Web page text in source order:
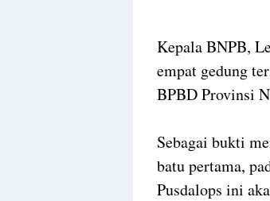
Kepala BNPB,
empat gedung
BPBD Provinsi
Sebagai bukti
batu pertama,
Pusdalops ini